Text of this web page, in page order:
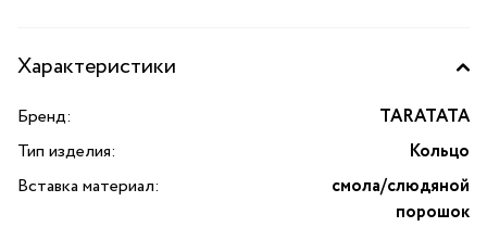
Характеристики
Бренд:
TARATATA
Тип изделия:
Кольцо
Вставка материал:
смола/слюдяной
порошок